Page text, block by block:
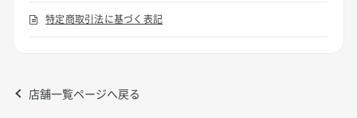
特定商取引法に基づく表記
店舗一覧ページへ戻る